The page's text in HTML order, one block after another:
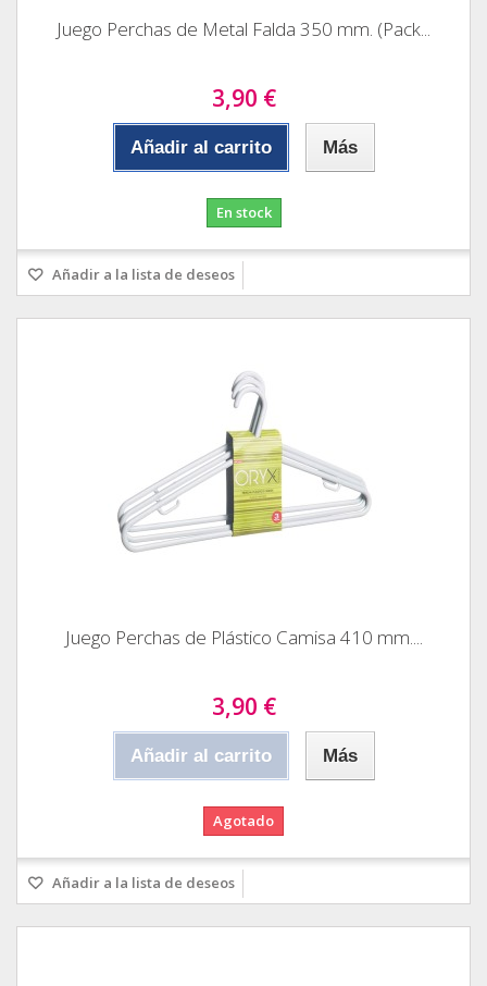
Juego Perchas de Metal Falda 350 mm. (Pack...
3,90 €
Añadir al carrito Más
En stock
Añadir a la lista de deseos
Juego Perchas de Plástico Camisa 410 mm....
3,90 €
Añadir al carrito Más
Agotado
Añadir a la lista de deseos